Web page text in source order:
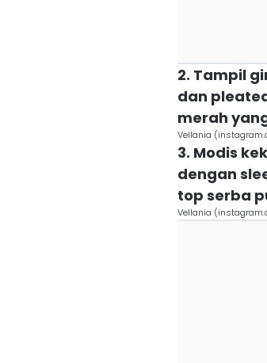
2. Tampil
dan
merah
Vellania
3. Modis
dengan
top serba
Vellania